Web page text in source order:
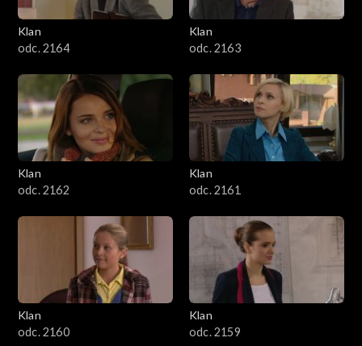
Klan
odc. 2164
Klan
odc. 2163
Klan
odc. 2162
Klan
odc. 2161
Klan
odc. 2160
Klan
odc. 2159